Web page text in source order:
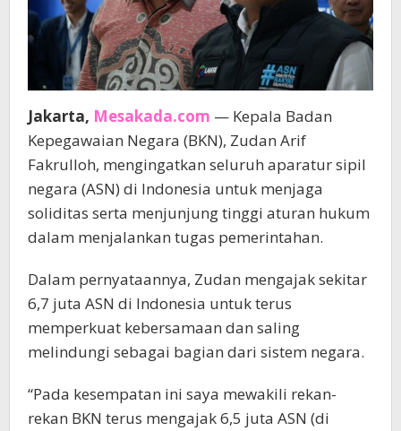
Jakarta, Mesakada.com — Kepala Badan
Kepegawaian Negara (BKN), Zudan Arif
Fakrulloh, mengingatkan seluruh aparatur sipil
negara (ASN) di Indonesia untuk menjaga
soliditas serta menjunjung tinggi aturan hukum
dalam menjalankan tugas pemerintahan.
Dalam pernyataannya, Zudan mengajak sekitar
6,7 juta ASN di Indonesia untuk terus
memperkuat kebersamaan dan saling
melindungi sebagai bagian dari sistem negara.
“Pada kesempatan ini saya mewakili rekan-
rekan BKN terus mengajak 6,5 juta ASN (di